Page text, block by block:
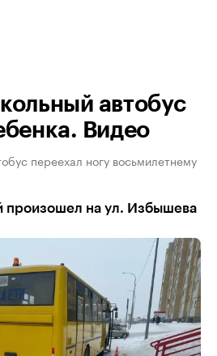
автобус
Видео
переехал ногу восьмилетнему
произошел на ул. Избышева